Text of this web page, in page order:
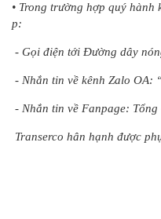
• Trong trường hợp quý
p:
- Gọi điện tới Đường dây
- Nhắn tin về kênh Zalo OA:
- Nhắn tin về Fanpage:
Transerco hân hạnh được